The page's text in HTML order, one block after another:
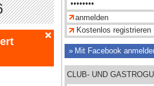
Kostenlos registrieren
Mit Facebook
CLUB- UND